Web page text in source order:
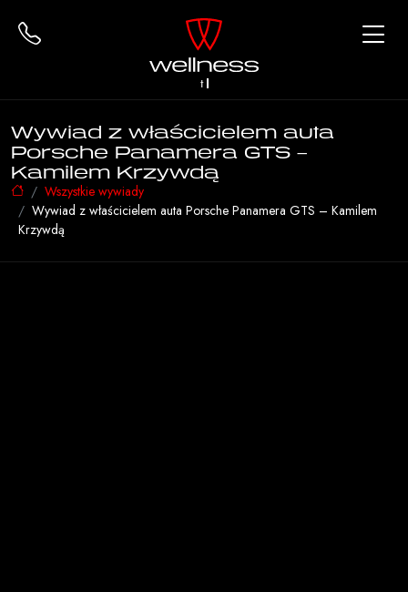
tu
Wywiad z właścicielem auta
Porsche Panamera GTS –
Kamilem Krzywdą
Wszystkie wywiady
Wywiad z właścicielem auta Porsche Panamera GTS – Kamilem
Krzywdą